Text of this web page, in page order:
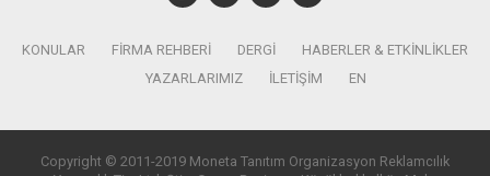
KONULAR FIRMA REHBERI DERGI
HABERLER & ETKINLIKLER
YAZARLARIMIZ
İLETIŞIM EN
Copyright © 2011-2019 Moneta Tanıtım Organizasyon Reklamcılık